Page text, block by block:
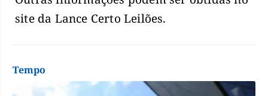
site da Lance Certo Leilões.
Tempo